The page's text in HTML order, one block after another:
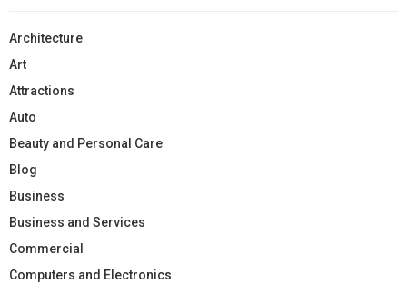
Architecture
Art
Attractions
Auto
Beauty and Personal Care
Blog
Business
Business and Services
Commercial
Computers and Electronics